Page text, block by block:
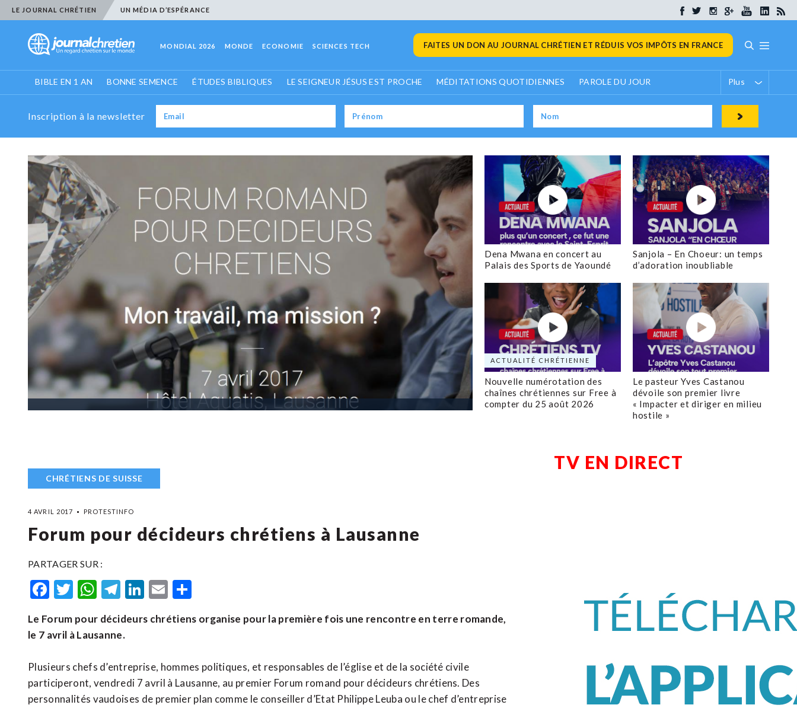
LE JOURNAL CHRÉTIEN UN MÉDIA D’ESPÉRANCE
MONDIAL 2026 MONDE ECONOMIE SCIENCES TECH FAITES UN DON AU JOURNAL CHRÉTIEN ET RÉDUIS VOS IMPÔTS EN FRANCE
BIBLE EN 1 AN BONNE SEMENCE ÉTUDES BIBLIQUES LE SEIGNEUR JÉSUS EST PROCHE MÉDITATIONS QUOTIDIENNES PAROLE DU JOUR Plus
Inscription à la newsletter
Dena Mwana en concert au
Palais des Sports de Yaoundé
Sanjola – En Choeur: un temps
d’adoration inoubliable
ACTUALITÉ CHRÉTIENNE
Nouvelle numérotation des
chaînes chrétiennes sur Free à
compter du 25 août 2026
Le pasteur Yves Castanou
dévoile son premier livre
« Impacter et diriger en milieu
hostile »
CHRÉTIENS DE SUISSE
4 AVRIL 2017 PROTESTINFO
Forum pour décideurs chrétiens à Lausanne
PARTAGER SUR :
Facebook
Twitter
WhatsApp
Telegram
LinkedIn
Email
Le Forum pour décideurs chrétiens organise pour la première fois une rencontre en terre romande,
le 7 avril à Lausanne.
Plusieurs chefs d’entreprise, hommes politiques, et responsables de l’église et de la société civile
participeront, vendredi 7 avril à Lausanne, au premier Forum romand pour décideurs chrétiens. Des
personnalités vaudoises de premier plan comme le conseiller d’Etat Philippe Leuba ou le chef d’entreprise
TV EN DIRECT